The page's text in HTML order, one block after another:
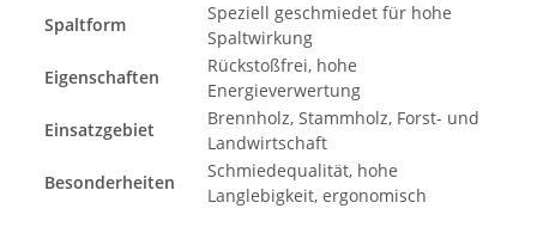
Spaltform
Speziell geschmiedet für hohe
Spaltwirkung
Eigenschaften
Rückstoßfrei, hohe
Energieverwertung
Einsatzgebiet
Brennholz, Stammholz, Forst- und
Landwirtschaft
Besonderheiten
Schmiedequalität, hohe
Langlebigkeit, ergonomisch